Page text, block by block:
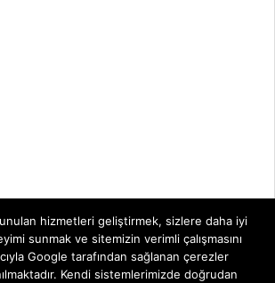
hizmetleri geliştirmek, sizlere daha iyi
sunmak ve sitemizin verimli çalışmasını
Google tarafından sağlanan çerezler
Kendi sistemlerimizde doğrudan